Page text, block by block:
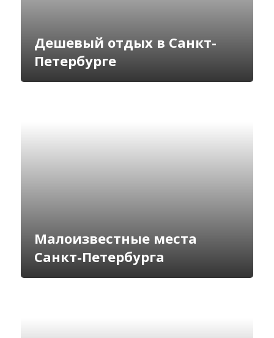
Дешевый отдых в Санкт-
Петербурге
Малоизвестные места
Санкт-Петербурга